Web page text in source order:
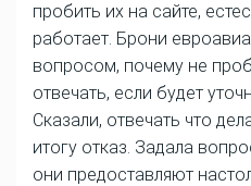
пробить их на сайте,
работает. Брони
вопросом, почему не
отвечать, если будет
Сказали, отвечать что
итогу отказ. Задала
они предоставляют